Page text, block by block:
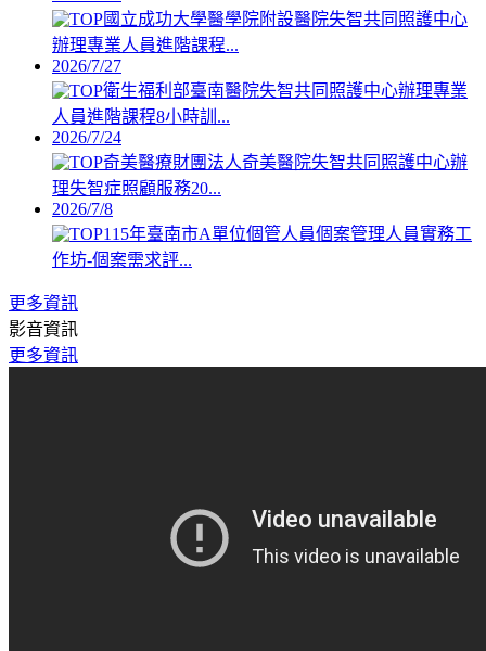
國立成功大學醫學院附設醫院失智共同照護中心
辦理專業人員進階課程...
2026/7/27
衛生福利部臺南醫院失智共同照護中心辦理專業
人員進階課程8小時訓...
2026/7/24
奇美醫療財團法人奇美醫院失智共同照護中心辦
理失智症照顧服務20...
2026/7/8
115年臺南市A單位個管人員個案管理人員實務工
作坊-個案需求評...
更多資訊
影音資訊
更多資訊